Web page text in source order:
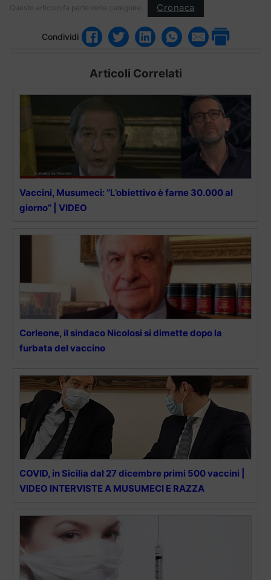
Questo articolo fa parte delle categorie: Cronaca
Condividi
Articoli Correlati
Vaccini, Musumeci: “L’obiettivo è farne 30.000 al
giorno” | VIDEO
Corleone, il sindaco Nicolosi si dimette dopo la
furbata del vaccino
COVID, in Sicilia dal 27 dicembre primi 500 vaccini |
VIDEO INTERVISTE A MUSUMECI E RAZZA